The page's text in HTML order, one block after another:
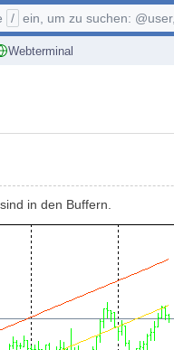
Webterminal
/ ein, um zu suchen: @user, $symbol, ...
in den Buffern.